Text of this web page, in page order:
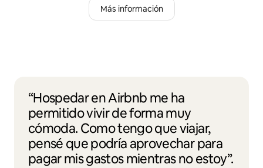
Más información
“Hospedar en Airbnb me ha
permitido vivir de forma muy
cómoda. Como tengo que viajar,
pensé que podría aprovechar para
pagar mis gastos mientras no estoy”.